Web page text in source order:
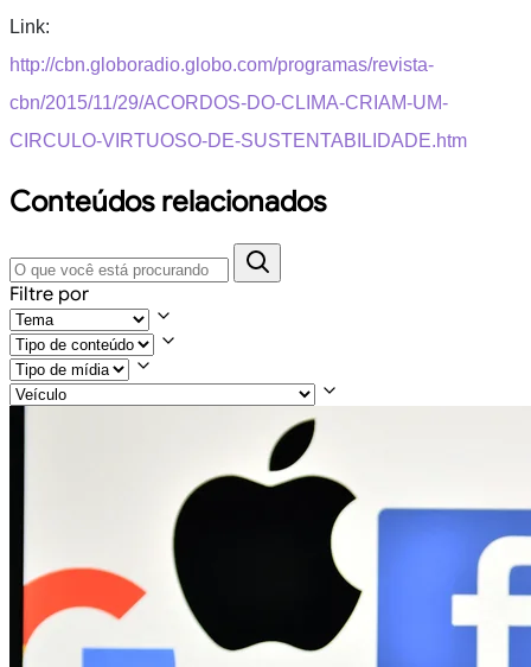
Link:
http://cbn.globoradio.globo.com/programas/revista-
cbn/2015/11/29/ACORDOS-DO-CLIMA-CRIAM-UM-
CIRCULO-VIRTUOSO-DE-SUSTENTABILIDADE.htm
Conteúdos relacionados
Filtre por